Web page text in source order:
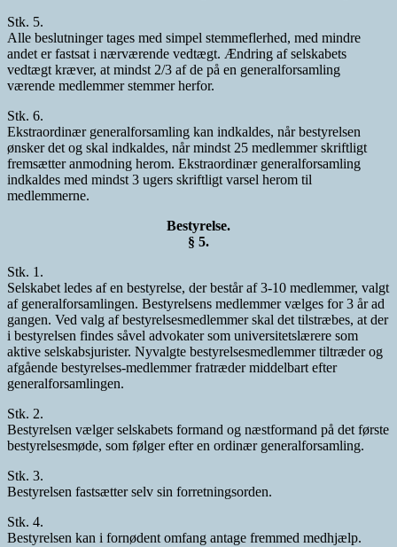
Stk. 5.
Alle beslutninger tages med simpel stemmeflerhed, med mindre
andet er fastsat i nærværende vedtægt. Ændring af selskabets
vedtægt kræver, at mindst 2/3 af de på en generalforsamling
værende medlemmer stemmer herfor.
Stk. 6.
Ekstraordinær generalforsamling kan indkaldes, når bestyrelsen
ønsker det og skal indkaldes, når mindst 25 medlemmer skriftligt
fremsætter anmodning herom. Ekstraordinær generalforsamling
indkaldes med mindst 3 ugers skriftligt varsel herom til
medlemmerne.
Bestyrelse.
§ 5.
Stk. 1.
Selskabet ledes af en bestyrelse, der består af 3-10 medlemmer, valgt
af generalforsamlingen. Bestyrelsens medlemmer vælges for 3 år ad
gangen. Ved valg af bestyrelsesmedlemmer skal det tilstræbes, at der
i bestyrelsen findes såvel advokater som universitetslærere som
aktive selskabsjurister. Nyvalgte bestyrelsesmedlemmer tiltræder og
afgående bestyrelses-medlemmer fratræder middelbart efter
generalforsamlingen.
Stk. 2.
Bestyrelsen vælger selskabets formand og næstformand på det første
bestyrelsesmøde, som følger efter en ordinær generalforsamling.
Stk. 3.
Bestyrelsen fastsætter selv sin forretningsorden.
Stk. 4.
Bestyrelsen kan i fornødent omfang antage fremmed medhjælp.